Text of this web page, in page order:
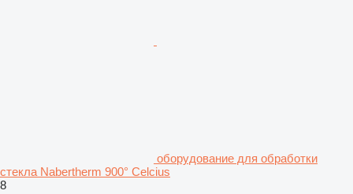
оборудование для обработки
стекла Nabertherm 900° Celcius
8